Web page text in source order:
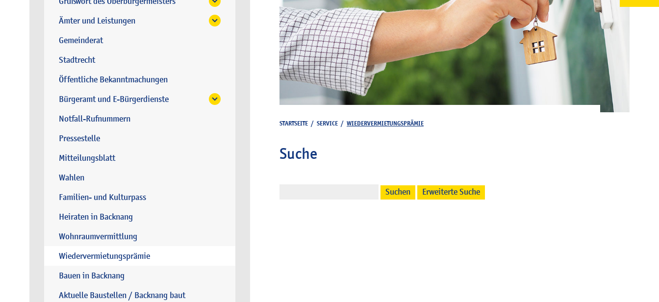
Ämter und Leistungen
Gemeinderat
Stadtrecht
Öffentliche Bekanntmachungen
Bürgeramt und E-Bürgerdienste
Notfall-Rufnummern
Pressestelle
Mitteilungsblatt
Wahlen
Familien- und Kulturpass
Heiraten in Backnang
Wohnraumvermittlung
Wiedervermietungsprämie
Bauen in Backnang
Aktuelle Baustellen / Backnang baut
STARTSEITE / SERVICE / WIEDERVERMIETUNGSPRÄMIE
Suche
Suchen Erweiterte Suche